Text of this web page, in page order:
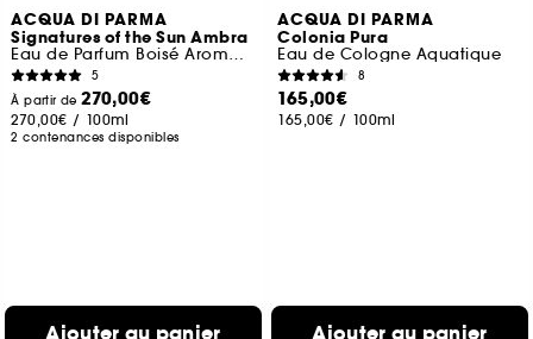
ACQUA DI PARMA
Signatures of the Sun Ambra
Eau de Parfum Boisé Aromatique
5
À partir de270,00€
270,00€ / 100ml
2 contenances disponibles
ACQUA DI PARMA
Colonia Pura
Eau de Cologne Aquatique
8
165,00€
165,00€ / 100ml